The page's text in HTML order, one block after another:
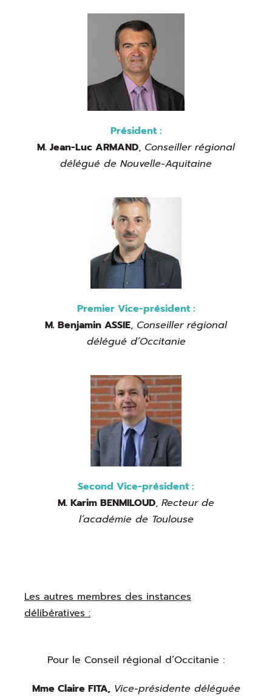
Président :
M. Jean-Luc ARMAND, Conseiller régional
délégué de Nouvelle-Aquitaine
Premier Vice-président :
M. Benjamin ASSIE, Conseiller régional
délégué d’Occitanie
Second Vice-président :
M. Karim BENMILOUD, Recteur de
l’académie de Toulouse
Les autres membres des instances
délibératives :
Pour le Conseil régional d’Occitanie :
Mme Claire FITA, Vice-présidente déléguée